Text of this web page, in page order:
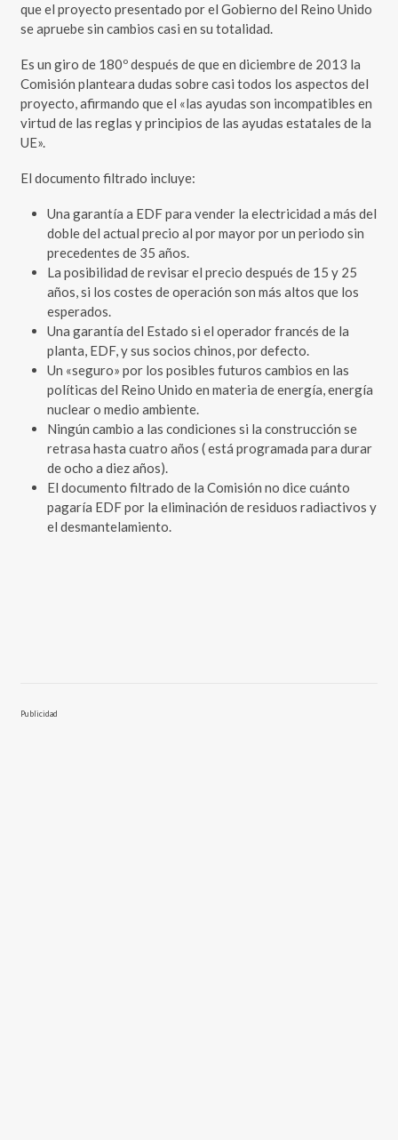
que el proyecto presentado por el Gobierno del Reino Unido
se apruebe sin cambios casi en su totalidad.
Es un giro de 180º después de que en diciembre de 2013 la
Comisión planteara dudas sobre casi todos los aspectos del
proyecto, afirmando que el «las ayudas son incompatibles en
virtud de las reglas y principios de las ayudas estatales de la
UE».
El documento filtrado incluye:
Una garantía a EDF para vender la electricidad a más del
doble del actual precio al por mayor por un periodo sin
precedentes de 35 años.
La posibilidad de revisar el precio después de 15 y 25
años, si los costes de operación son más altos que los
esperados.
Una garantía del Estado si el operador francés de la
planta, EDF, y sus socios chinos, por defecto.
Un «seguro» por los posibles futuros cambios en las
políticas del Reino Unido en materia de energía, energía
nuclear o medio ambiente.
Ningún cambio a las condiciones si la construcción se
retrasa hasta cuatro años ( está programada para durar
de ocho a diez años).
El documento filtrado de la Comisión no dice cuánto
pagaría EDF por la eliminación de residuos radiactivos y
el desmantelamiento.
Publicidad